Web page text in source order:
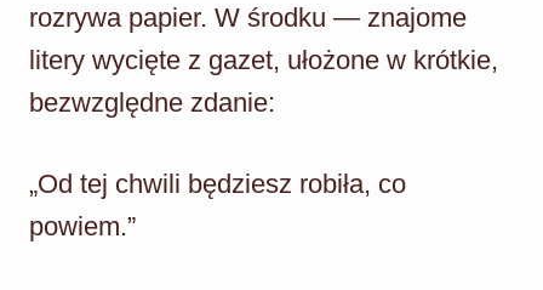
rozrywa papier. W środku — znajome
litery wycięte z gazet, ułożone w krótkie,
bezwzględne zdanie:
„Od tej chwili będziesz robiła, co
powiem.”